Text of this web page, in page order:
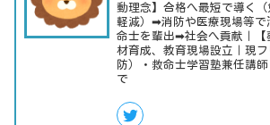
動理念】合格へ最短で導く
軽減）➡消防や医療現場等で
命士を輩出➡社会へ貢献｜【
材育成、教育現場設立｜現
防）・救命士学習塾兼任講師
で